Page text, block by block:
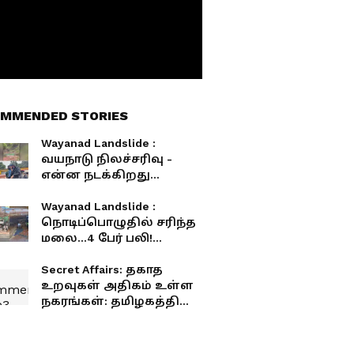
STORIES
Wayanad Landslide :
வயநாடு நிலச்சரிவு -
என்ன நடக்கிறது
Wayanad Landslide :
நொடிப்பொழுதில் சரிந்த
மலை...4 பேர் பலி!
காட்சி!
Secret Affairs: தகாத
உறவுகள் அதிகம் உள்ள
நகரங்கள்: தமிழகத்தின்